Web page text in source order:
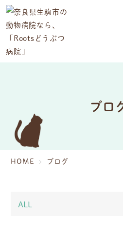
ブロ
HOME ブログ